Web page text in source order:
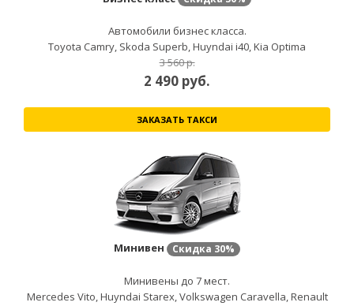
Автомобили бизнес класса.
Toyota Camry, Skoda Superb, Huyndai i40, Kia Optima
3 560 р.
2 490 руб.
ЗАКАЗАТЬ ТАКСИ
Минивен Скидка 30%
Минивены до 7 мест.
Mercedes Vito, Huyndai Starex, Volkswagen Caravella, Renault